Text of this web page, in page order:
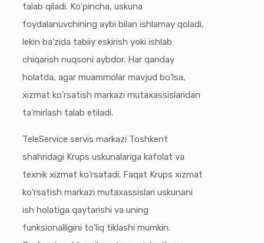
talab qiladi. Ko'pincha, uskuna
foydalanuvchining aybi bilan ishlamay qoladi,
lekin ba'zida tabiiy eskirish yoki ishlab
chiqarish nuqsoni aybdor. Har qanday
holatda, agar muammolar mavjud bo'lsa,
xizmat ko'rsatish markazi mutaxassislaridan
ta'mirlash talab etiladi.
TeleService servis markazi Toshkent
shahridagi Krups uskunalariga kafolat va
texnik xizmat ko'rsatadi. Faqat Krups xizmat
ko'rsatish markazi mutaxassislari uskunani
ish holatiga qaytarishi va uning
funksionalligini to'liq tiklashi mumkin.